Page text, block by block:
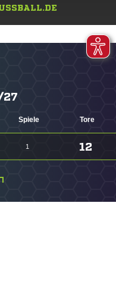
27
Spiele Tore
1 12